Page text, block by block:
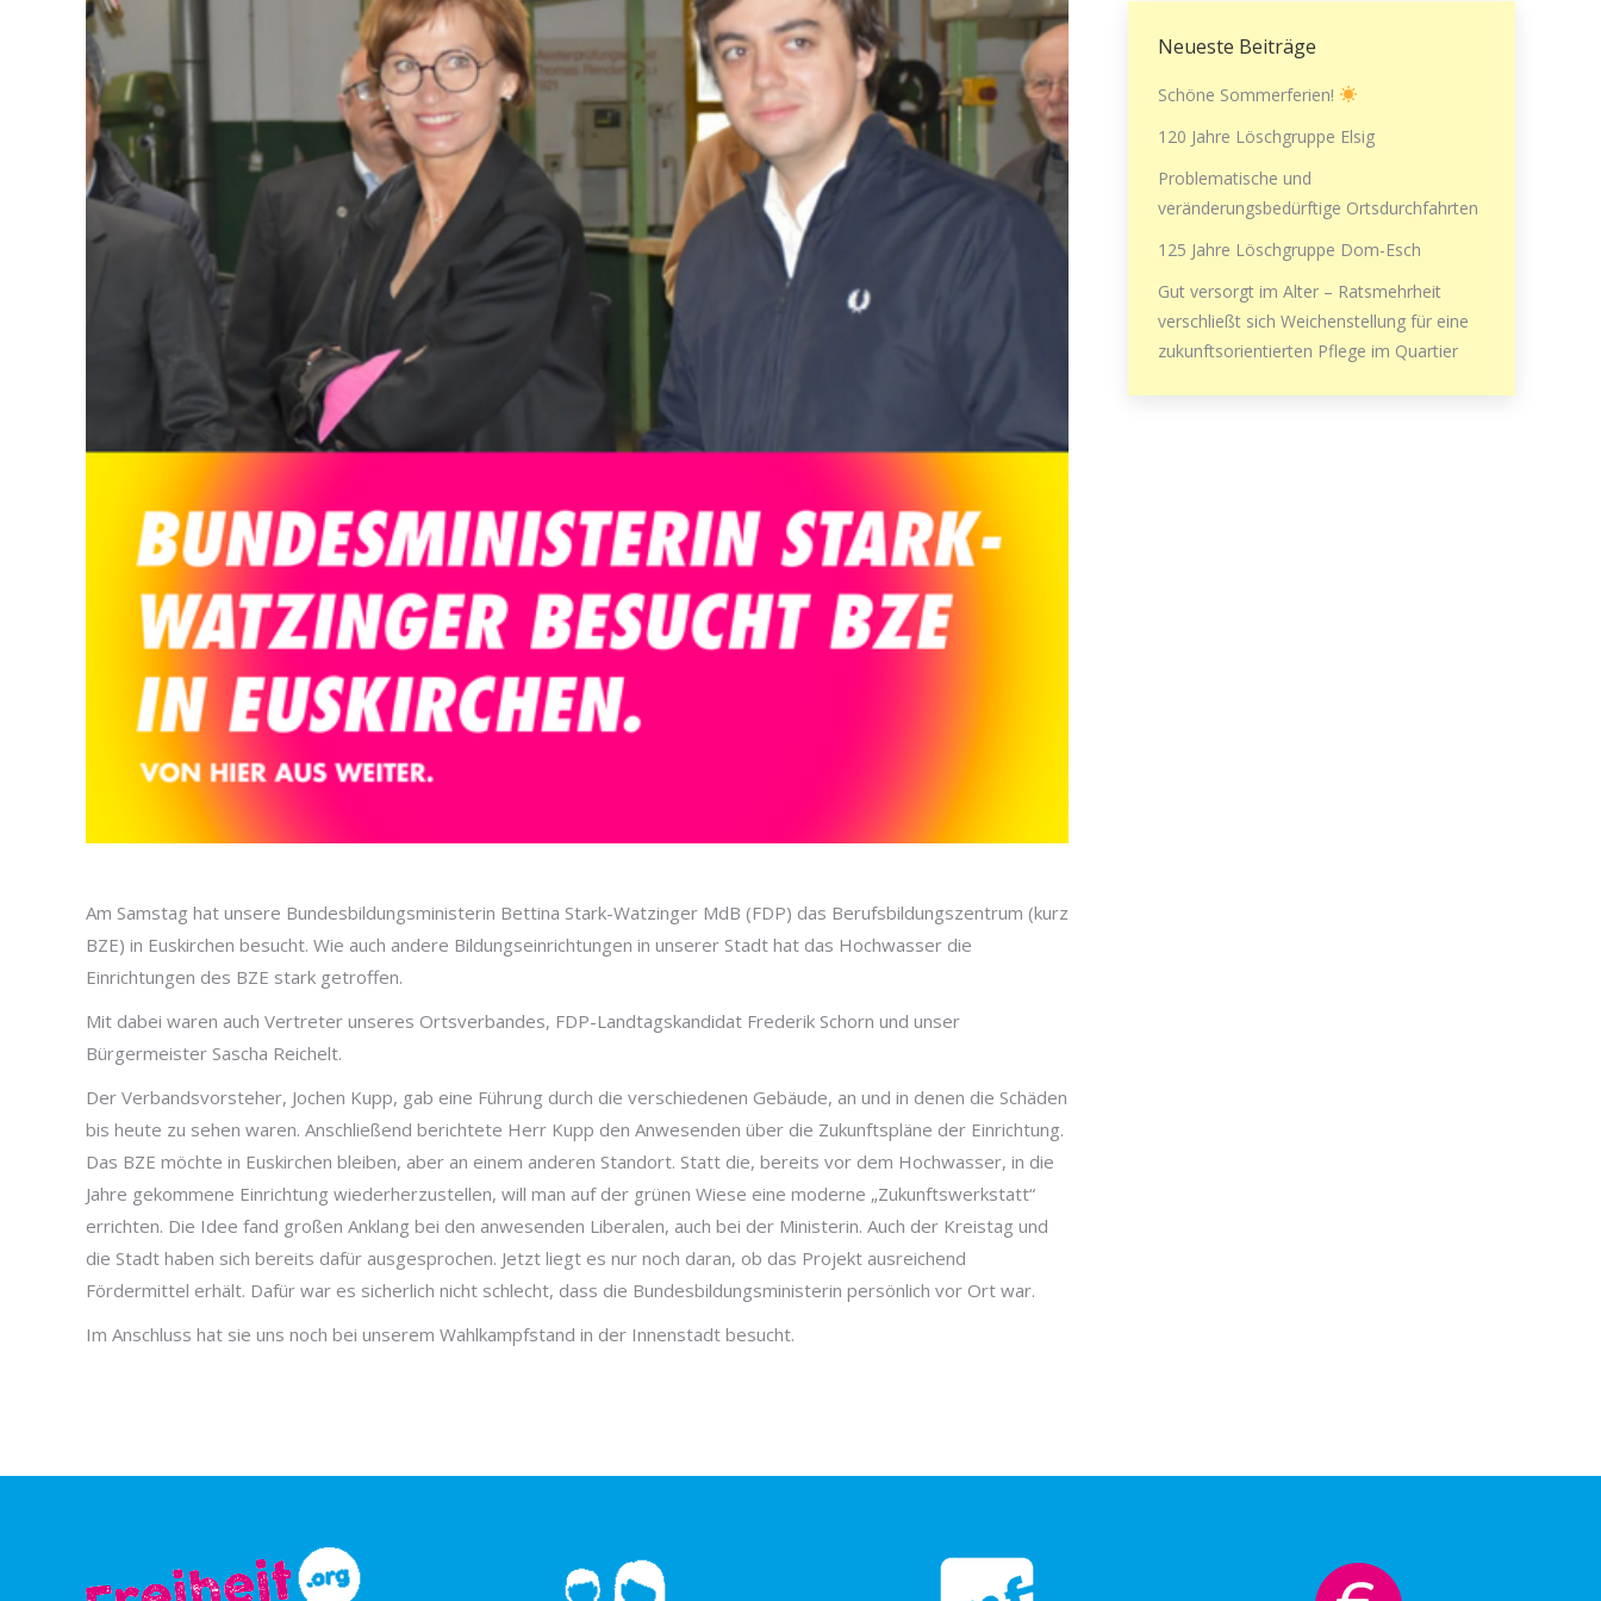
Am Samstag hat unsere Bundesbildungsministerin Bettina Stark-Watzinger MdB (FDP) das Berufsbildungszentrum (kurz
BZE) in Euskirchen besucht. Wie auch andere Bildungseinrichtungen in unserer Stadt hat das Hochwasser die
Einrichtungen des BZE stark getroffen.
Mit dabei waren auch Vertreter unseres Ortsverbandes, FDP-Landtagskandidat Frederik Schorn und unser
Bürgermeister Sascha Reichelt.
Der Verbandsvorsteher, Jochen Kupp, gab eine Führung durch die verschiedenen Gebäude, an und in denen die Schäden
bis heute zu sehen waren. Anschließend berichtete Herr Kupp den Anwesenden über die Zukunftspläne der Einrichtung.
Das BZE möchte in Euskirchen bleiben, aber an einem anderen Standort. Statt die, bereits vor dem Hochwasser, in die
Jahre gekommene Einrichtung wiederherzustellen, will man auf der grünen Wiese eine moderne „Zukunftswerkstatt“
errichten. Die Idee fand großen Anklang bei den anwesenden Liberalen, auch bei der Ministerin. Auch der Kreistag und
die Stadt haben sich bereits dafür ausgesprochen. Jetzt liegt es nur noch daran, ob das Projekt ausreichend
Fördermittel erhält. Dafür war es sicherlich nicht schlecht, dass die Bundesbildungsministerin persönlich vor Ort war.
Im Anschluss hat sie uns noch bei unserem Wahlkampfstand in der Innenstadt besucht.
Neueste Beiträge
Schöne Sommerferien!
120 Jahre Löschgruppe Elsig
Problematische und
veränderungsbedürftige Ortsdurchfahrten
125 Jahre Löschgruppe Dom-Esch
Gut versorgt im Alter – Ratsmehrheit
verschließt sich Weichenstellung für eine
zukunftsorientierten Pflege im Quartier